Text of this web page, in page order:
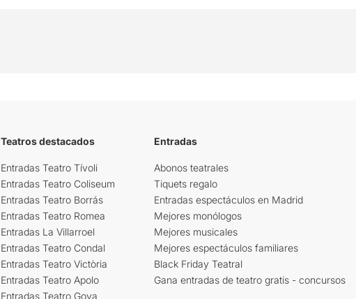
Teatros destacados
Entradas Teatro Tívoli
Entradas Teatro Coliseum
Entradas Teatro Borrás
Entradas Teatro Romea
Entradas La Villarroel
Entradas Teatro Condal
Entradas Teatro Victòria
Entradas Teatro Apolo
Entradas Teatro Goya
Entradas
Abonos teatrales
Tiquets regalo
Entradas espectáculos en Madrid
Mejores monólogos
Mejores musicales
Mejores espectáculos familiares
Black Friday Teatral
Gana entradas de teatro gratis - concursos